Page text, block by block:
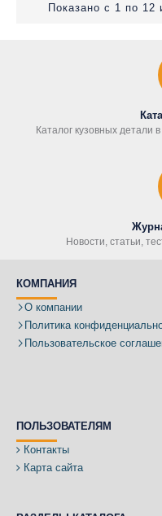
Показано с 1 по 12
Каталог кузовных детали
Новости, статьи,
КОМПАНИЯ
О компании
Политика
Пользовательское
ПОЛЬЗОВАТЕЛЯМ
Контакты
Карта сайта